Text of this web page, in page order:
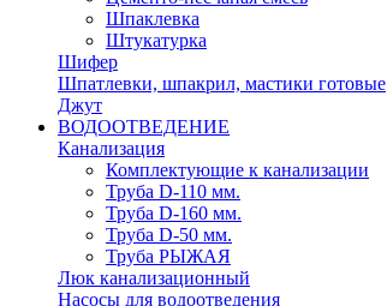
Шпаклевка
Штукатурка
Шифер
Шпатлевки, шпакрил, мастики готовые
Джут
ВОДООТВЕДЕНИЕ
Канализация
Комплектующие к канализации
Труба D-110 мм.
Труба D-160 мм.
Труба D-50 мм.
Труба РЫЖАЯ
Люк канализационный
Насосы для водоотведения